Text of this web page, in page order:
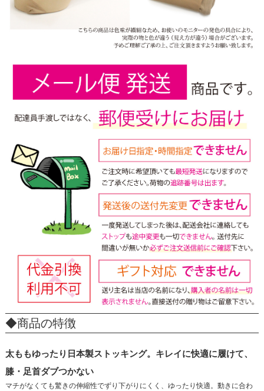
◆商品の特徴
太ももゆったり日本製ストッキング。キレイに快適に履けて、
膝・足首ダブつかない
マチがなくても驚きの伸縮性でずり下がりにくく、ゆったり快適。動きに合わ